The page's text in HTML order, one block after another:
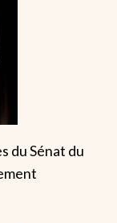
du Sénat du